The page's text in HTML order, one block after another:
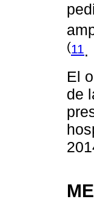
(11 .
El
de